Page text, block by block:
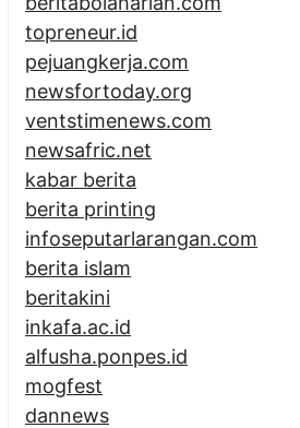
topreneur.id
pejuangkerja.com
newsfortoday.org
ventstimenews.com
newsafric.net
kabar berita
berita printing
infoseputarlarangan.com
berita islam
beritakini
inkafa.ac.id
alfusha.ponpes.id
mogfest
dannews